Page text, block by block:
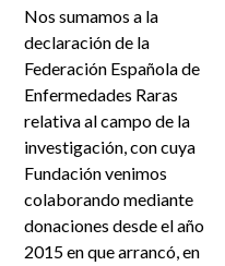
Nos sumamos a la
declaración de la
Federación Española de
Enfermedades Raras
relativa al campo de la
investigación, con cuya
Fundación venimos
colaborando mediante
donaciones desde el año
2015 en que arrancó, en